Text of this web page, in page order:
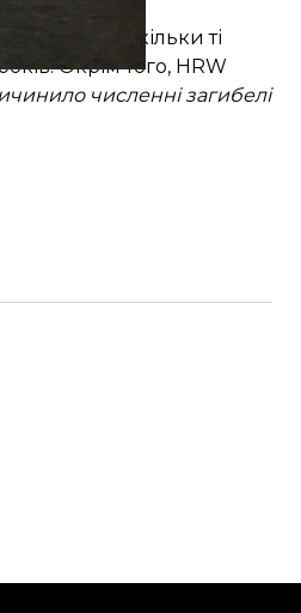
Україні, оскільки ті
Окрім того, HRW
численні загибелі